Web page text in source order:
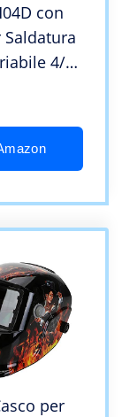
con
Saldatura
4/4-
per